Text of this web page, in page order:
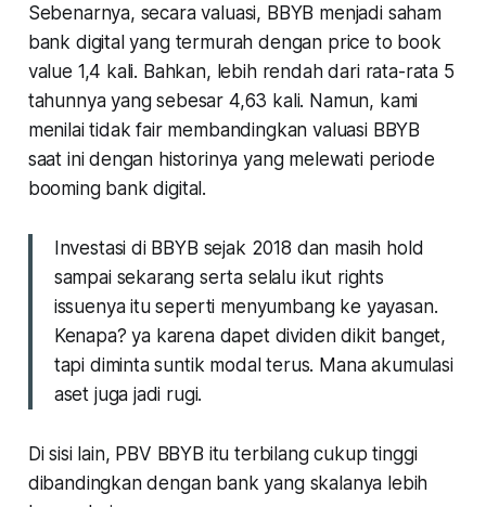
Sebenarnya, secara valuasi, BBYB menjadi saham
bank digital yang termurah dengan price to book
value 1,4 kali. Bahkan, lebih rendah dari rata-rata 5
tahunnya yang sebesar 4,63 kali. Namun, kami
menilai tidakfairmembandingkan valuasi BBYB
saat ini dengan historinya yang melewati periode
booming bank digital.
Investasi di BBYB sejak 2018 dan masih hold
sampai sekarang serta selalu ikut rights
issuenya itu seperti menyumbang ke yayasan.
Kenapa? ya karena dapet dividen dikit banget,
tapi diminta suntik modal terus. Mana akumulasi
aset juga jadi rugi.
Di sisi lain, PBV BBYB itu terbilang cukup tinggi
dibandingkan dengan bank yang skalanya lebih